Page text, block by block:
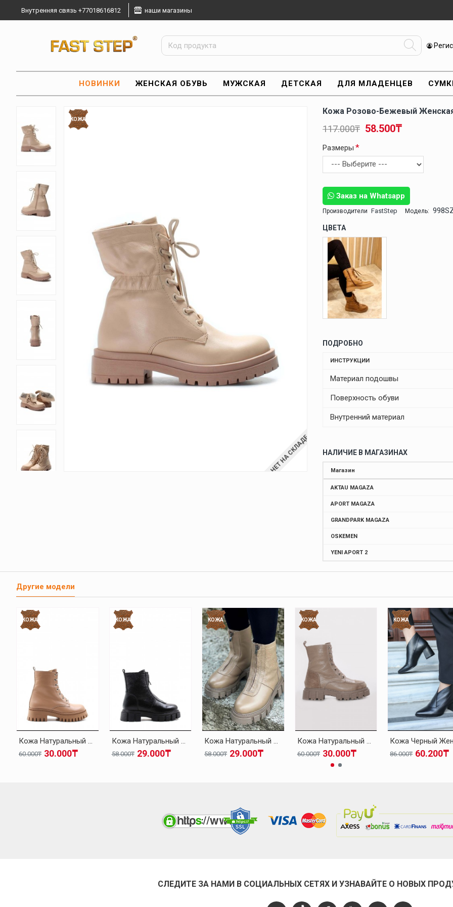
Внутренняя связь +77018616812 наши магазины
НОВИНКИ ЖЕНСКАЯ ОБУВЬ МУЖСКАЯ ДЕТСКАЯ ДЛЯ МЛАДЕНЦЕВ
НЕТ НА СКЛАДЕ
КОЖА
Кожа Розово-Бежевый Женская
Заказ на Whatsapp
Производители FastStep Модель:
58.500₸
117.000₸
Размеры
ЦВЕТА
ПОДРОБНО
ИНСТРУКЦИИ
Материал подошвы
Поверхность обуви
Внутренний материал
НАЛИЧИЕ В МАГАЗИНАХ
Магазин
AKTAU MAGAZA
APORT MAGAZA
GRANDPARK MAGAZA
OSKEMEN
YENI APORT 2
Другие модели
КОЖА
Кожа Натуральный Мех Темно-бежевый Женская Высокой Подошве Ботинки 010KZA8370
30.000₸
60.000₸
КОЖА
Кожа Натуральный Мех Черный Женская Высокой Подошве Ботинки 010KZA8498
29.000₸
58.000₸
КОЖА
Кожа Натуральный Мех Темно-бежевый Женская Высокой Подошве Ботинки 010KZA8498
29.000₸
58.000₸
КОЖА
Кожа Натуральный Мех Темно-бежевый Женская Высокой Подошве Ботинки 010KZA8653
30.000₸
60.000₸
КОЖА
60.200₸
86.000₸
СЛЕДИТЕ ЗА НАМИ В СОЦИАЛЬНЫХ СЕТЯХ И УЗНАВАЙТЕ О НОВЫХ